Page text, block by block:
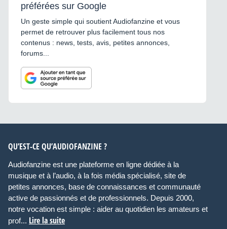
préférées sur Google
Un geste simple qui soutient Audiofanzine et vous
permet de retrouver plus facilement tous nos
contenus : news, tests, avis, petites annonces,
forums...
QU’EST-CE QU’AUDIOFANZINE ?
Audiofanzine est une plateforme en ligne dédiée à la
musique et à l’audio, à la fois média spécialisé, site de
petites annonces, base de connaissances et communauté
active de passionnés et de professionnels. Depuis 2000,
notre vocation est simple : aider au quotidien les amateurs et
prof... Lire la suite